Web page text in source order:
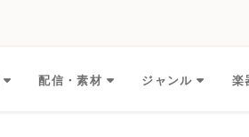
配信・素材 ジャンル 楽